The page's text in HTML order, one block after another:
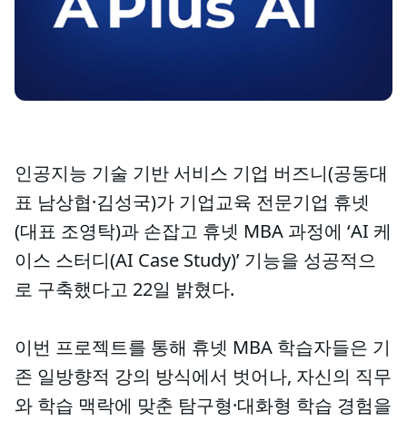
인공지능 기술 기반 서비스 기업 버즈니(공동대
표 남상협·김성국)가 기업교육 전문기업 휴넷
(대표 조영탁)과 손잡고 휴넷 MBA 과정에 ‘AI 케
이스 스터디(AI Case Study)’ 기능을 성공적으
로 구축했다고 22일 밝혔다.
이번 프로젝트를 통해 휴넷 MBA 학습자들은 기
존 일방향적 강의 방식에서 벗어나, 자신의 직무
와 학습 맥락에 맞춘 탐구형·대화형 학습 경험을